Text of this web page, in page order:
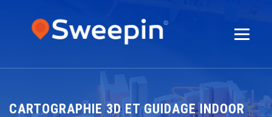
CARTOGRAPHIE 3D ET GUIDAGE INDOOR